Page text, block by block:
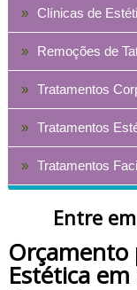
Clínicas de
Remoções de
Tratamentos
Tratamentos
Tratamentos
Entre
Orçamento
Estética